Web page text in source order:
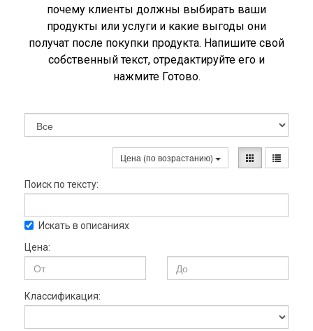
почему клиенты должны выбирать ваши
продукты или услуги и какие выгоды они
получат после покупки продукта. Напишите свой
собственный текст, отредактируйте его и
нажмите Готово.
Цена (по возрастанию)
Поиск по тексту:
Искать в описаниях
Цена:
Классификация: